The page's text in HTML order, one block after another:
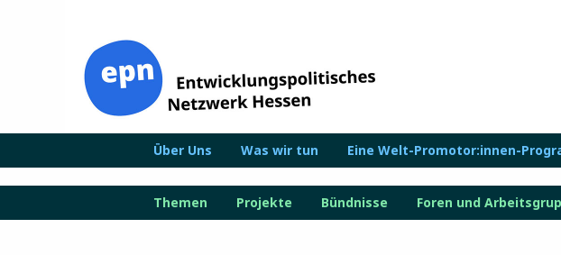
Über Uns Was wir tun Eine Welt-Promotor:innen-
Themen Projekte Bündnisse Foren und